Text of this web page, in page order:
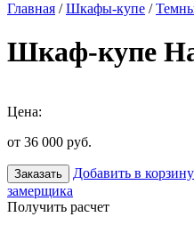
Главная /Шкафы-купе /
Шкаф-купе
Цена:
от 36 000 руб.
Заказать Добавить в корзину
замерщика
Получить расчет